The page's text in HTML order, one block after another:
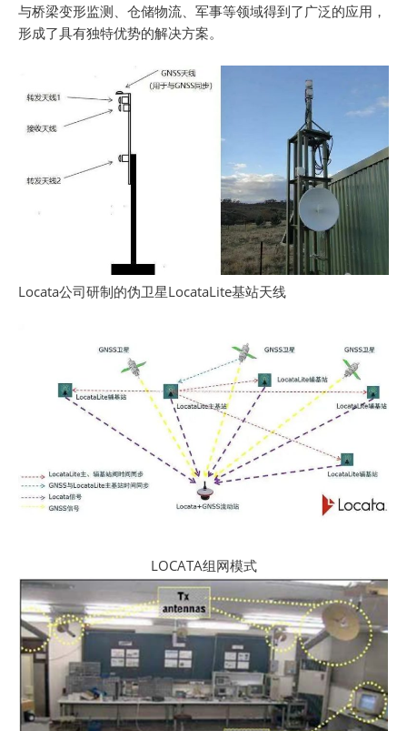
与桥梁变形监测、仓储物流、军事等领域得到了广泛的应用，
形成了具有独特优势的解决方案。
Locata公司研制的伪卫星LocataLite基站天线
LOCATA组网模式